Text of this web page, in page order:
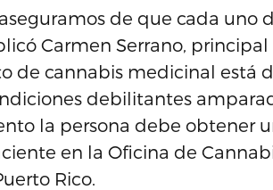
de que cada uno
Carmen Serrano,
de cannabis medicinal está
debilitantes
la persona debe obtener
en la Oficina de
Rico.